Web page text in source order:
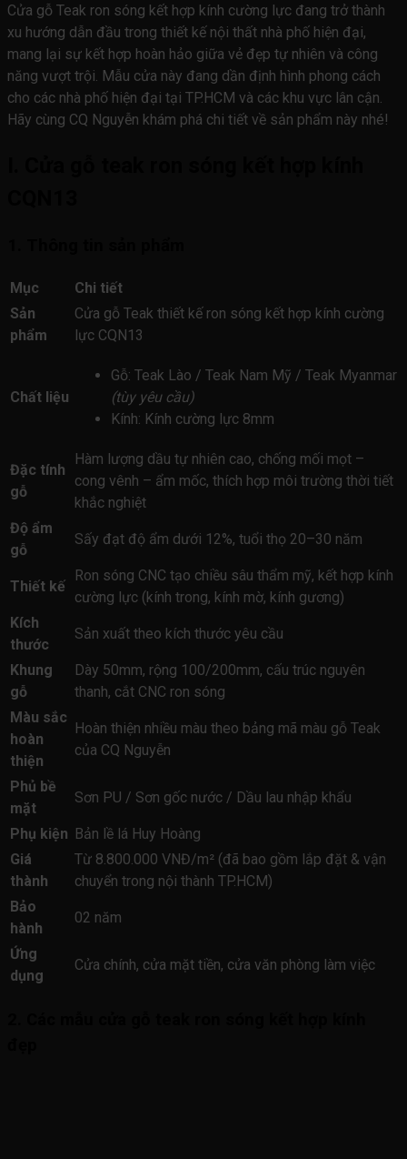
Cửa gỗ Teak ron sóng kết hợp kính cường lực đang trở thành
xu hướng dẫn đầu trong thiết kế nội thất nhà phố hiện đại,
mang lại sự kết hợp hoàn hảo giữa vẻ đẹp tự nhiên và công
năng vượt trội. Mẫu cửa này đang dần định hình phong cách
cho các nhà phố hiện đại tại TP.HCM và các khu vực lân cận.
Hãy cùng CQ Nguyễn khám phá chi tiết về sản phẩm này nhé!
Mục
Chi tiết
Sản
phẩm
Cửa gỗ Teak thiết kế ron sóng kết hợp kính cường
lực CQN13
Chất liệu
Gỗ: Teak Lào / Teak Nam Mỹ / Teak Myanmar
(tùy yêu cầu)
Kính: Kính cường lực 8mm
Đặc tính
gỗ
Hàm lượng dầu tự nhiên cao, chống mối mọt –
cong vênh – ẩm mốc, thích hợp môi trường thời tiết
khắc nghiệt
Độ ẩm
gỗ
Sấy đạt độ ẩm dưới 12%, tuổi thọ 20–30 năm
Thiết kế
Ron sóng CNC tạo chiều sâu thẩm mỹ, kết hợp kính
cường lực (kính trong, kính mờ, kính gương)
Kích
thước
Sản xuất theo kích thước yêu cầu
Khung
gỗ
Dày 50mm, rộng 100/200mm, cấu trúc nguyên
thanh, cắt CNC ron sóng
Màu sắc
hoàn
thiện
Hoàn thiện nhiều màu theo bảng mã màu gỗ Teak
của CQ Nguyễn
Phủ bề
mặt
Sơn PU / Sơn gốc nước / Dầu lau nhập khẩu
Phụ kiện Bản lề lá Huy Hoàng
Giá
thành
Từ 8.800.000 VNĐ/m² (đã bao gồm lắp đặt & vận
chuyển trong nội thành TP.HCM)
Bảo
hành
02 năm
Ứng
dụng
Cửa chính, cửa mặt tiền, cửa văn phòng làm việc